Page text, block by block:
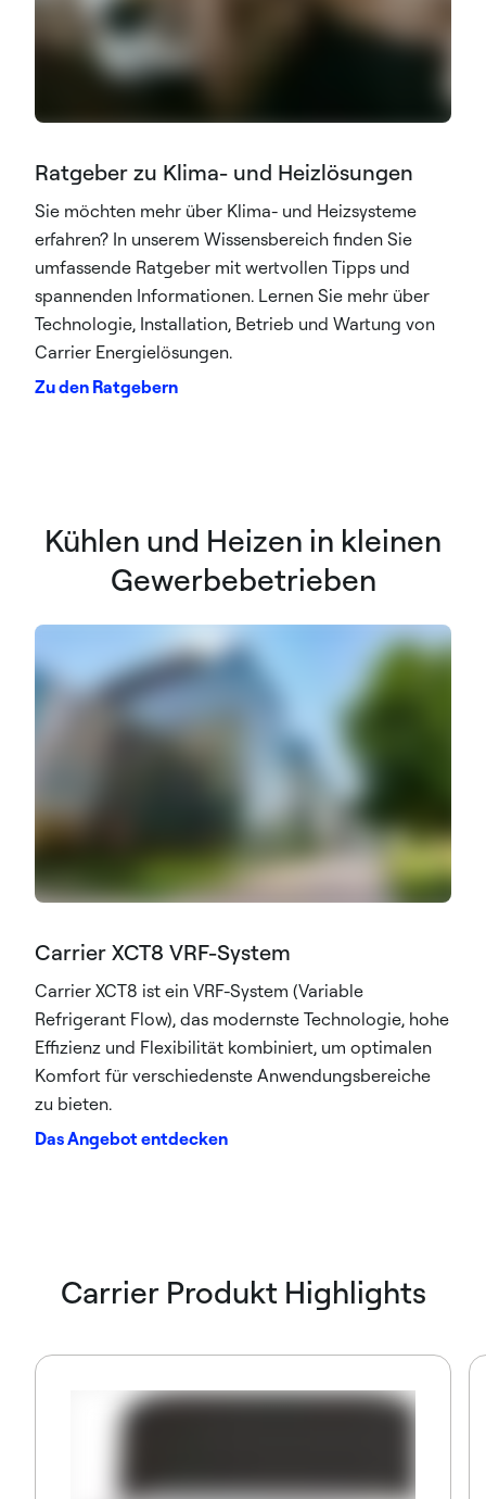
Ratgeber zu Klima- und Heizlösungen
Sie möchten mehr über Klima- und Heizsysteme
erfahren? In unserem Wissensbereich finden Sie
umfassende Ratgeber mit wertvollen Tipps und
spannenden Informationen. Lernen Sie mehr über
Technologie, Installation, Betrieb und Wartung von
Carrier Energielösungen.
Zu den Ratgebern
Kühlen und Heizen in kleinen
Gewerbebetrieben
Carrier XCT8 VRF-System
Carrier XCT8 ist ein VRF-System (Variable
Refrigerant Flow), das modernste Technologie, hohe
Effizienz und Flexibilität kombiniert, um optimalen
Komfort für verschiedenste Anwendungsbereiche
zu bieten.
Das Angebot entdecken
Carrier Produkt Highlights